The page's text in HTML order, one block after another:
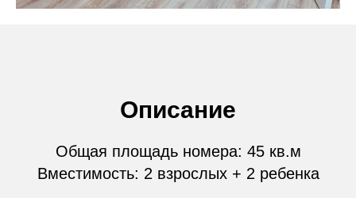
Описание
Общая площадь номера: 45 кв.м
Вместимость: 2 взрослых + 2 ребенка